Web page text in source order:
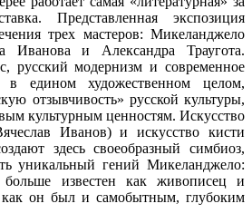
Представленная экспозиция
трех мастеров: Микеланджело
Иванова и Александра Траугота.
русский модернизм и современное
в едином художественном целом,
отзывчивость» русской культуры,
культурным ценностям. Искусство
Иванов) и искусство кисти
здесь своеобразный симбиоз,
уникальный гений Микеланджело:
известен как живописец и
как он был и самобытным, глубоким